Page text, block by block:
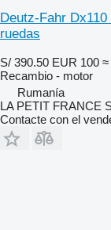
Deutz-Fahr
ruedas
S/ 390.50 EUR 100 ≈
Recambio - motor
Rumanía
LA PETIT FRANCE
Contacte con el